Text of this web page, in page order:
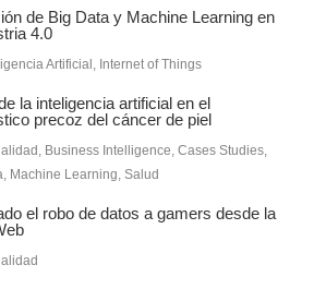
de Big Data y Machine Learning en
4.0
Artificial, Internet of Things
la inteligencia artificial en el
precoz del cáncer de piel
, Business Intelligence, Cases Studies,
, Machine Learning, Salud
el robo de datos a gamers desde la